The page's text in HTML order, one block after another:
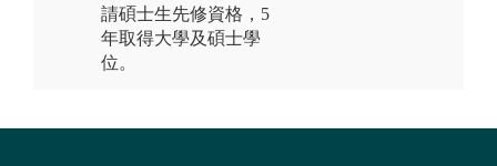
請碩士生先修資格，5
年取得大學及碩士學
位。